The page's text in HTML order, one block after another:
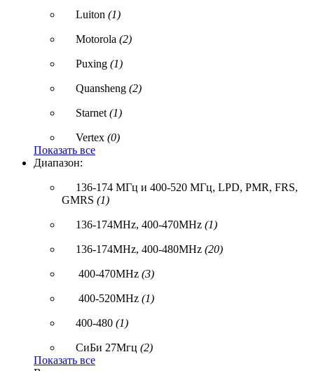
Luiton (1)
Motorola (2)
Puxing (1)
Quansheng (2)
Starnet (1)
Vertex (0)
Показать все
Диапазон:
136-174 МГц и 400-520 МГц, LPD, PMR, FRS,
GMRS (1)
136-174MHz, 400-470MHz (1)
136-174MHz, 400-480MHz (20)
400-470MHz (3)
400-520MHz (1)
400-480 (1)
СиБи 27Мгц (2)
Показать все